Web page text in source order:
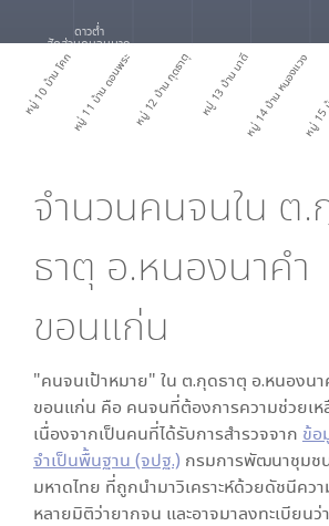
หมู่ 10 บ้าน โคกหมู่ 11 บ้าน ดอนพระหมู่ 12 บ้าน กุดธาตุ หมู่ 13 บ้าน นาดีหมู่ 14 บ้าน หนองแวงหมู่
ดาวต่ำ
สัดส่วนคนจนมาก
จำนวนคนจนใน ต.
ธาตุ อ.หนองนาคำ
ขอนแก่น
"คนจนเป้าหมาย" ใน ต.กุดธาตุ อ.หนองนา
ขอนแก่น คือ คนจนที่ต้องการความช่วยเห
เนื่องจากเป็นคนที่ได้รับการสำรวจจาก ข้อ
จำเป็นพื้นฐาน (จปฐ.) กรมการพัฒนาชุมช
มหาดไทย ที่ถูกนำมาวิเคราะห์ด้วยดัชนีคว
หลายมิติว่ายากจน และอาจมาลงทะเบียนว่